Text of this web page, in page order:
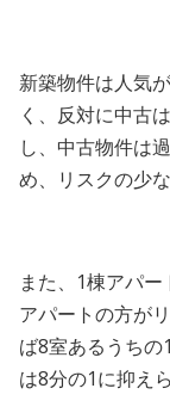
新築物件は人気
く、反対に中古
し、中古物件は
め、リスクの少
また、1棟アパ
アパートの方が
ば8室あるうち
は8分の1に抑え